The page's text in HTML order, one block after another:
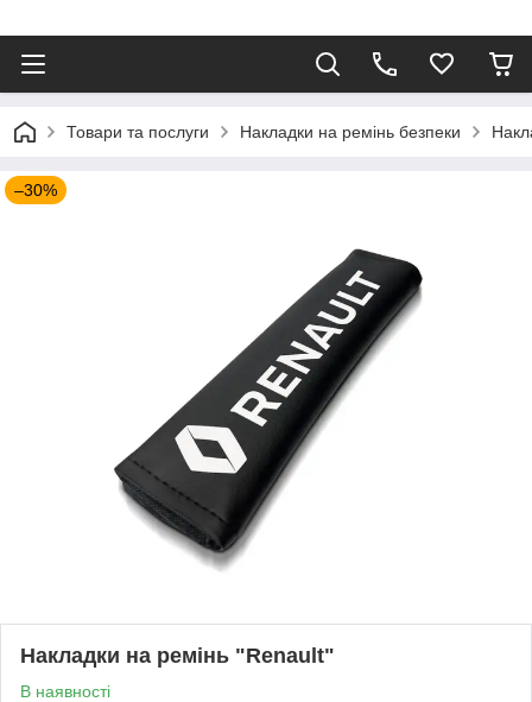
Товари та послуги Накладки на ремінь безпеки
–30%
Накладки на ремінь "Renault"
В наявності